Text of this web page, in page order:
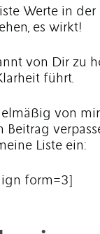
Werte in der
es wirkt!
von Dir zu
führt.
von
Beitrag
Liste ein:
form=3]